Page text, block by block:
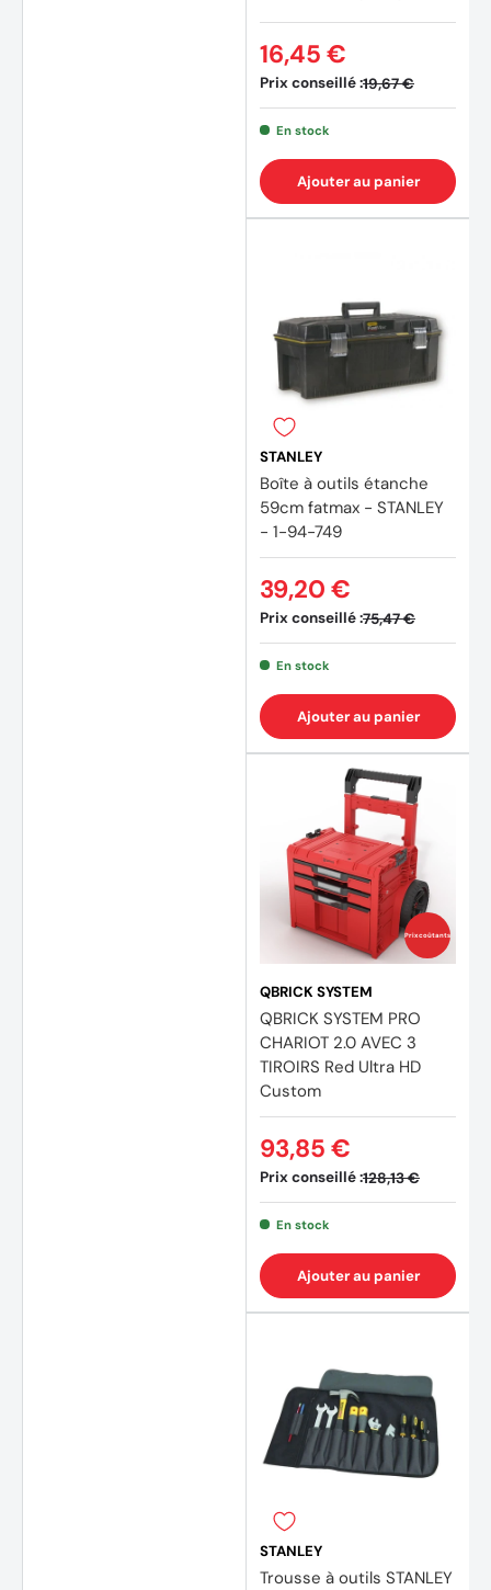
Prix conseillé :19,67 €
16,45 €
En stock
Ajouter au panier
STANLEY
Boîte à outils étanche
59cm fatmax - STANLEY
- 1-94-749
Prix conseillé :75,47 €
39,20 €
En stock
Ajouter au panier
Prix coûtants
QBRICK SYSTEM
QBRICK SYSTEM PRO
CHARIOT 2.0 AVEC 3
TIROIRS Red Ultra HD
Custom
Prix conseillé :128,13 €
93,85 €
En stock
Ajouter au panier
STANLEY
Trousse à outils STANLEY